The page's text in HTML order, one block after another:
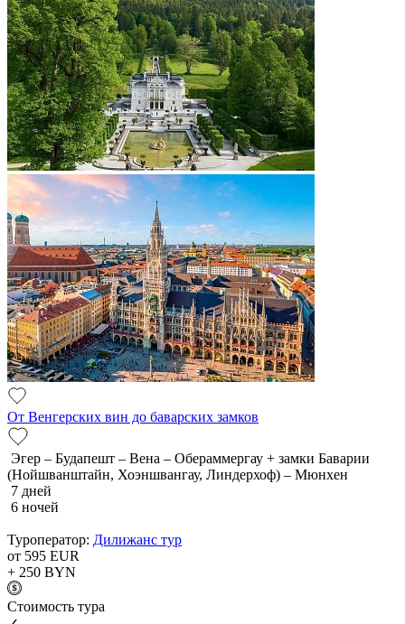
От Венгерских вин до баварских замков
Эгер – Будапешт – Вена – Обераммергау + замки Баварии
(Нойшванштайн, Хоэншвангау, Линдерхоф) – Мюнхен
7 дней
6 ночей
Туроператор: Дилижанс тур
от 595 EUR
+ 250 BYN
Cтоимость тура